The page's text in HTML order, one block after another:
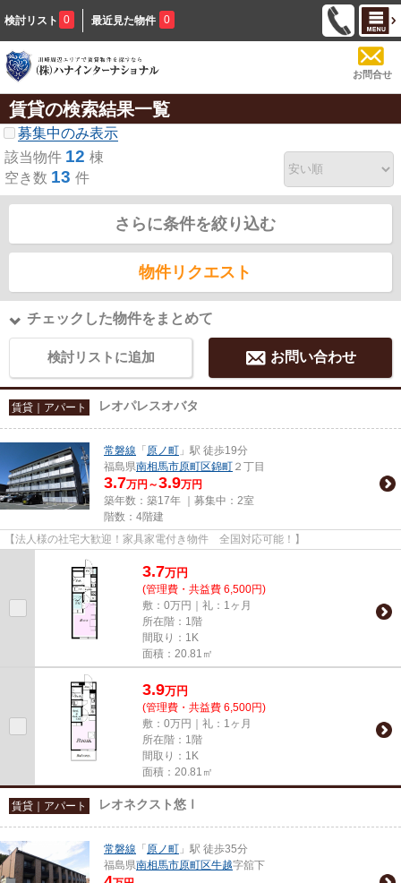
検討リスト 0 最近見た物件 0
お問合せ
賃貸の検索結果一覧
募集中のみ表示
該当物件 12 棟
空き数 13 件
さらに条件を絞り込む
物件リクエスト
チェックした物件をまとめて
検討リストに追加 お問い合わせ
賃貸｜アパート レオパレスオバタ
常磐線 「 原ノ町 」駅 徒歩19分
福島県南相馬市原町区錦町 ２丁目
3.7万円～3.9万円
築年数：築17年 ｜募集中： 2室
階数：4階建
【法人様の社宅大歓迎！家具家電付き物件 全国対応可能！】
3.7万円
(管理費・共益費 6,500円)
敷：0万円｜礼：1ヶ月
所在階：1階
間取り：1K
面積：20.81㎡
3.9万円
(管理費・共益費 6,500円)
敷：0万円｜礼：1ヶ月
所在階：1階
間取り：1K
面積：20.81㎡
賃貸｜アパート レオネクスト悠Ⅰ
常磐線 「 原ノ町 」駅 徒歩35分
福島県南相馬市原町区牛越字舘下